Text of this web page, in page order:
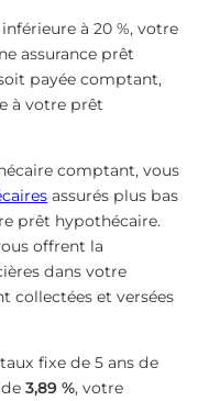
à 20 %, votre
assurance prêt
payée comptant,
à votre prêt
comptant, vous
assurés plus bas
prêt hypothécaire.
offrent la
dans votre
collectées et versées
fixe de 5 ans de
3,89 %, votre